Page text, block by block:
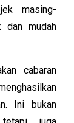
masing-
dan mudah
cabaran
Ini bukan